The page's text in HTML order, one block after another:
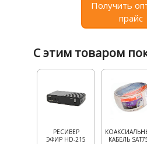
Получить
прайс
С этим товаром
РЕСИВЕР
ЭФИР HD-215
КАБЕЛЬ